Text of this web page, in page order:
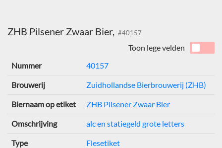
ZHB Pilsener Zwaar Bier, #40157
Toon lege velden
Nummer
40157
Brouwerij Zuidhollandse Bierbrouwerij (ZHB)
Biernaam op etiket ZHB Pilsener Zwaar Bier
Omschrijving alc en statiegeld grote letters
Type Flesetiket